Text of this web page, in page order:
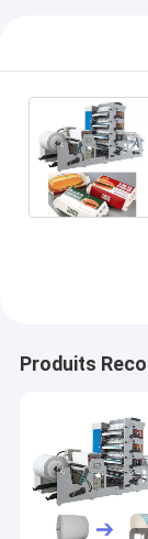
Produits